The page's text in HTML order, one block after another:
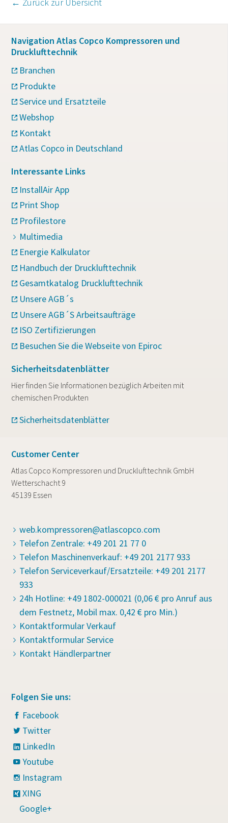
Navigation Atlas Copco Kompressoren und
Drucklufttechnik
Branchen
Produkte
Service und Ersatzteile
Webshop
Kontakt
Atlas Copco in Deutschland
Interessante Links
InstallAir App
Print Shop
Profilestore
Multimedia
Energie Kalkulator
Handbuch der Drucklufttechnik
Gesamtkatalog Drucklufttechnik
Unsere AGB´s
Unsere AGB´S Arbeitsaufträge
ISO Zertifizierungen
Besuchen Sie die Webseite von Epiroc
Sicherheitsdatenblätter
Hier finden Sie Informationen bezüglich Arbeiten mit
chemischen Produkten
Sicherheitsdatenblätter
Customer Center
Atlas Copco Kompressoren und Drucklufttechnik GmbH
Wetterschacht 9
45139 Essen
web.kompressoren@atlascopco.com
Telefon Zentrale: +49 201 21 77 0
Telefon Maschinenverkauf: +49 201 2177 933
Telefon Serviceverkauf/Ersatzteile: +49 201 2177
933
24h Hotline: +49 1802-000021 (0,06 € pro Anruf aus
dem Festnetz, Mobil max. 0,42 € pro Min.)
Kontaktformular Verkauf
Kontaktformular Service
Kontakt Händlerpartner
Folgen Sie uns:
Facebook
Twitter
LinkedIn
Youtube
Instagram
XING
Google+